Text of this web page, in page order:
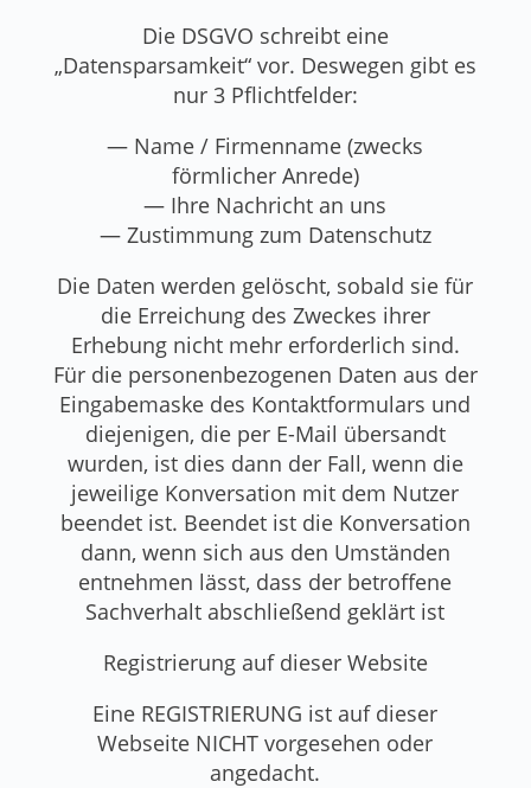
Die DSGVO schreibt eine
„Datensparsamkeit“ vor. Deswegen gibt es
nur 3 Pflichtfelder:
— Name / Firmenname (zwecks
förmlicher Anrede)
— Ihre Nachricht an uns
— Zustimmung zum Datenschutz
Die Daten werden gelöscht, sobald sie für
die Erreichung des Zweckes ihrer
Erhebung nicht mehr erforderlich sind.
Für die personenbezogenen Daten aus der
Eingabemaske des Kontaktformulars und
diejenigen, die per E-Mail übersandt
wurden, ist dies dann der Fall, wenn die
jeweilige Konversation mit dem Nutzer
beendet ist. Beendet ist die Konversation
dann, wenn sich aus den Umständen
entnehmen lässt, dass der betroffene
Sachverhalt abschließend geklärt ist
Registrierung auf dieser Website
Eine REGISTRIERUNG ist auf dieser
Webseite NICHT vorgesehen oder
angedacht.